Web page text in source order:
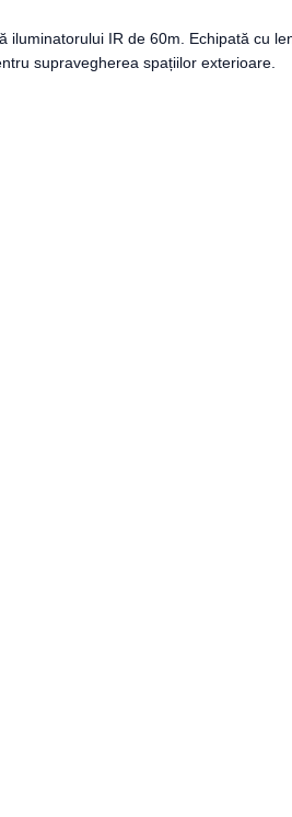
IR de 60m. Echipată cu
supravegherea spațiilor exterioare.